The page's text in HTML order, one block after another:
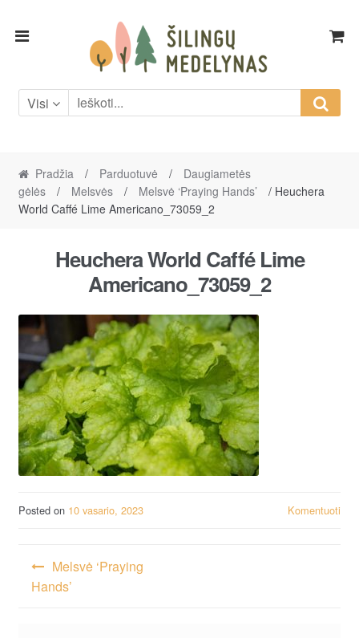
Skip
Skip
Visi
Pradžia / Parduotuvė /
Daugiametės
gėlės
/ Melsvės / Melsvė ‘Praying Hands’
/ Heuchera
World Caffé Lime Americano_73059_2
Heuchera World Caffé Lime
Americano_73059_2
Posted on 10 vasario, 2023 Komentuoti
Navigacija
tarp
Melsvė ‘Praying
Hands’